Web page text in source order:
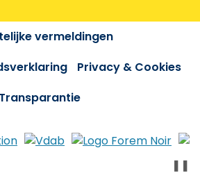
vermeldingen
Privacy & Cookies
Transparantie
❚❚